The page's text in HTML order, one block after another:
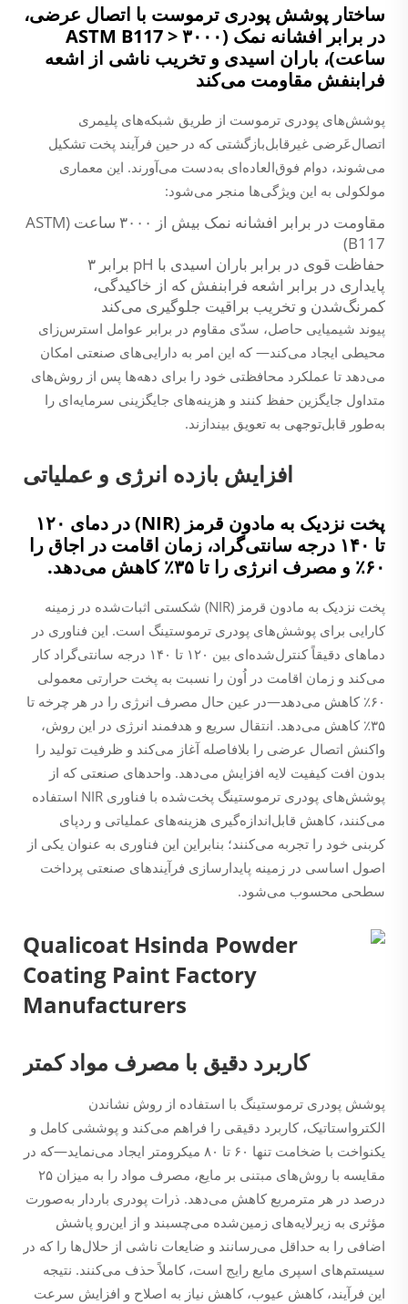
ساختار پوشش پودری ترموست با اتصال عرضی،
در برابر افشانه نمک (ASTM B117 > ۳۰۰۰
ساعت)، باران اسیدی و تخریب ناشی از اشعه
فرابنفش مقاومت می‌کند
پوشش‌های پودری ترموست از طریق شبکه‌های پلیمری
اتصال‌عَرضی غیرقابل‌بازگشتی که در حین فرآیند پخت تشکیل
می‌شوند، دوام فوق‌العاده‌ای به‌دست می‌آورند. این معماری
مولکولی به این ویژگی‌ها منجر می‌شود:
مقاومت در برابر افشانه نمک بیش از ۳۰۰۰ ساعت (ASTM
B117)
حفاظت قوی در برابر باران اسیدی با pH برابر ۳
پایداری در برابر اشعه فرابنفش که از خاکیدگی،
کمرنگ‌شدن و تخریب براقیت جلوگیری می‌کند
پیوند شیمیایی حاصل، سدّی مقاوم در برابر عوامل استرس‌زای
محیطی ایجاد می‌کند— که این امر به دارایی‌های صنعتی امکان
می‌دهد تا عملکرد محافظتی خود را برای دهه‌ها پس از روش‌های
متداول جایگزین حفظ کنند و هزینه‌های جایگزینی سرمایه‌ای را
به‌طور قابل‌توجهی به تعویق بیندازند.
افزایش بازده انرژی و عملیاتی
پخت نزدیک به مادون قرمز (NIR) در دمای ۱۲۰
تا ۱۴۰ درجه سانتی‌گراد، زمان اقامت در اجاق را
۶۰٪ و مصرف انرژی را تا ۳۵٪ کاهش می‌دهد.
پخت نزدیک به مادون قرمز (NIR) شکستی اثبات‌شده در زمینه
کارایی برای پوشش‌های پودری ترموستینگ است. این فناوری در
دماهای دقیقاً کنترل‌شده‌ای بین ۱۲۰ تا ۱۴۰ درجه سانتی‌گراد کار
می‌کند و زمان اقامت در اُون را نسبت به پخت حرارتی معمولی
۶۰٪ کاهش می‌دهد—در عین حال مصرف انرژی را در هر چرخه تا
۳۵٪ کاهش می‌دهد. انتقال سریع و هدفمند انرژی در این روش،
واکنش اتصال عرضی را بلافاصله آغاز می‌کند و ظرفیت تولید را
بدون افت کیفیت لایه افزایش می‌دهد. واحدهای صنعتی که از
پوشش‌های پودری ترموستینگ پخت‌شده با فناوری NIR استفاده
می‌کنند، کاهش قابل‌اندازه‌گیری هزینه‌های عملیاتی و ردپای
کربنی خود را تجربه می‌کنند؛ بنابراین این فناوری به عنوان یکی از
اصول اساسی در زمینه پایدارسازی فرآیندهای صنعتی پرداخت
سطحی محسوب می‌شود.
کاربرد دقیق با مصرف مواد کمتر
پوشش پودری ترموستینگ با استفاده از روش نشاندن
الکترواستاتیک، کاربرد دقیقی را فراهم می‌کند و پوششی کامل و
یکنواخت با ضخامت تنها ۶۰ تا ۸۰ میکرومتر ایجاد می‌نماید—که در
مقایسه با روش‌های مبتنی بر مایع، مصرف مواد را به میزان ۲۵
درصد در هر مترمربع کاهش می‌دهد. ذرات پودری باردار به‌صورت
مؤثری به زیرلایه‌های زمین‌شده می‌چسبند و از این‌رو پاشش
اضافی را به حداقل می‌رسانند و ضایعات ناشی از حلال‌ها را که در
سیستم‌های اسپری مایع رایج است، کاملاً حذف می‌کنند. نتیجه
این فرآیند، کاهش عیوب، کاهش نیاز به اصلاح و افزایش سرعت